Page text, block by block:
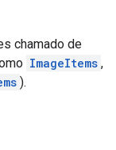
chamado de
ImageItems ,
).